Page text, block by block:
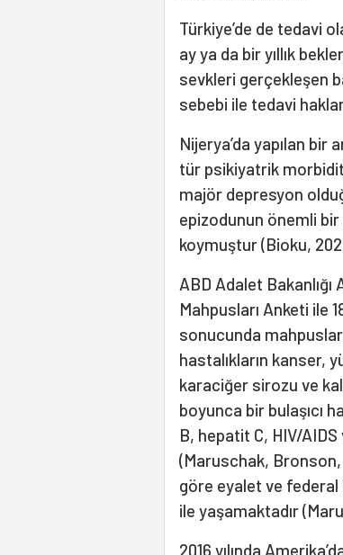
Türkiye’de de tedavi
ay ya da bir yıllık
sevkleri gerçekleşen
sebebi ile tedavi
Nijerya’da yapılan bir
tür psikiyatrik
majör depresyon
epizodunun önemli
koymuştur (Bioku,
ABD Adalet
Mahpusları Anketi ile
sonucunda
hastalıkların kanser,
karaciğer sirozu ve
boyunca bir bulaşıcı
B, hepatit C, HIV/
(Maruschak, Bronson,
göre eyalet ve federal
ile yaşamaktadır
2016 yılında